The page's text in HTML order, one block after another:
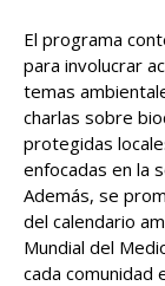
El programa
para involucrar
temas
charlas sobre
protegidas
enfocadas en la
Además, se
del calendario
Mundial del
cada comunidad